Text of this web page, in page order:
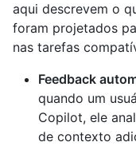
aqui descrevem o
foram projetados
nas tarefas
Feedback
quando um
Copilot, ele
de contexto